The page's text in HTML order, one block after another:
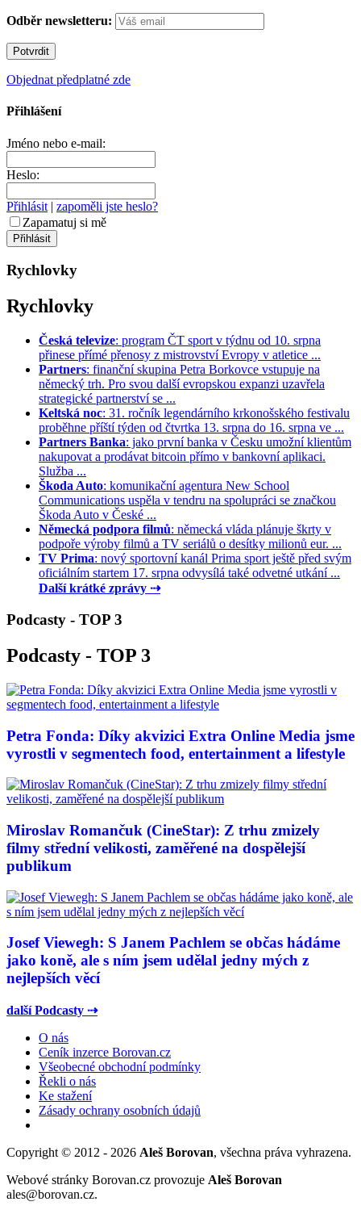
Odběr newsletteru:
Objednat předplatné zde
Přihlášení
Jméno nebo e-mail:
Heslo:
Přihlásit | zapoměli jste heslo?
Zapamatuj si mě
Rychlovky
Rychlovky
Česká televize: program ČT sport v týdnu od 10. srpna
přinese přímé přenosy z mistrovství Evropy v atletice ...
Partners: finanční skupina Petra Borkovce vstupuje na
německý trh. Pro svou další evropskou expanzi uzavřela
strategické partnerství se ...
Keltská noc: 31. ročník legendárního krkonošského festivalu
proběhne příští týden od čtvrtka 13. srpna do 16. srpna ve ...
Partners Banka: jako první banka v Česku umožní klientům
nakupovat a prodávat bitcoin přímo v bankovní aplikaci.
Služba ...
Škoda Auto: komunikační agentura New School
Communications uspěla v tendru na spolupráci se značkou
Škoda Auto v České ...
Německá podpora filmů: německá vláda plánuje škrty v
podpoře výroby filmů a TV seriálů o desítky milionů eur. ...
TV Prima: nový sportovní kanál Prima sport ještě před svým
oficiálním startem 17. srpna odvysílá také odvetné utkání ...
Další krátké zprávy ⇢
Podcasty - TOP 3
Podcasty - TOP 3
Petra Fonda: Díky akvizici Extra Online Media jsme
vyrostli v segmentech food, entertainment a lifestyle
Miroslav Romančuk (CineStar): Z trhu zmizely
filmy střední velikosti, zaměřené na dospělejší
publikum
Josef Viewegh: S Janem Pachlem se občas hádáme
jako koně, ale s ním jsem udělal jedny mých z
nejlepších věcí
další Podcasty ⇢
O nás
Ceník inzerce Borovan.cz
Všeobecné obchodní podmínky
Řekli o nás
Ke stažení
Zásady ochrany osobních údajů
Copyright © 2012 - 2026 Aleš Borovan, všechna práva vyhrazena.
Webové stránky Borovan.cz provozuje Aleš Borovan
ales@borovan.cz.